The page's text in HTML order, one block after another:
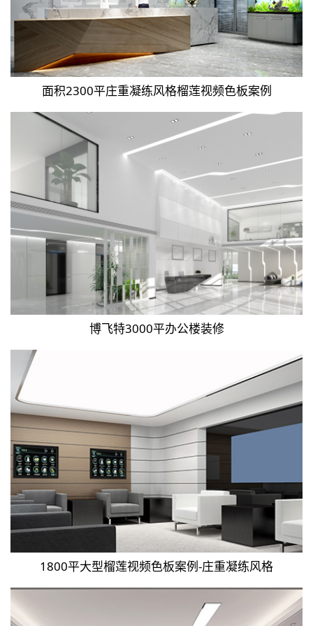
面积2300平庄重凝练风格榴莲视频色板案例
博飞特3000平办公楼装修
1800平大型榴莲视频色板案例-庄重凝练风格